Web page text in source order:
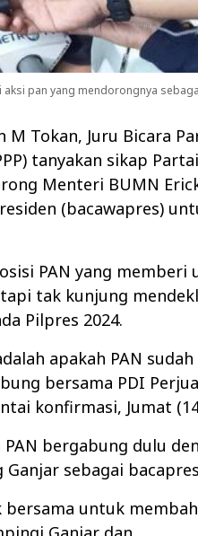
pan yang mendorongnya
M Tokan, Juru Bicara
tanyakan sikap
Menteri BUMN
(bacawapres)
PAN yang memberi
tak kunjung
Pilpres 2024.
apakah PAN sudah
bersama PDI
konfirmasi, Jumat
bergabung dulu
Ganjar sebagai
untuk